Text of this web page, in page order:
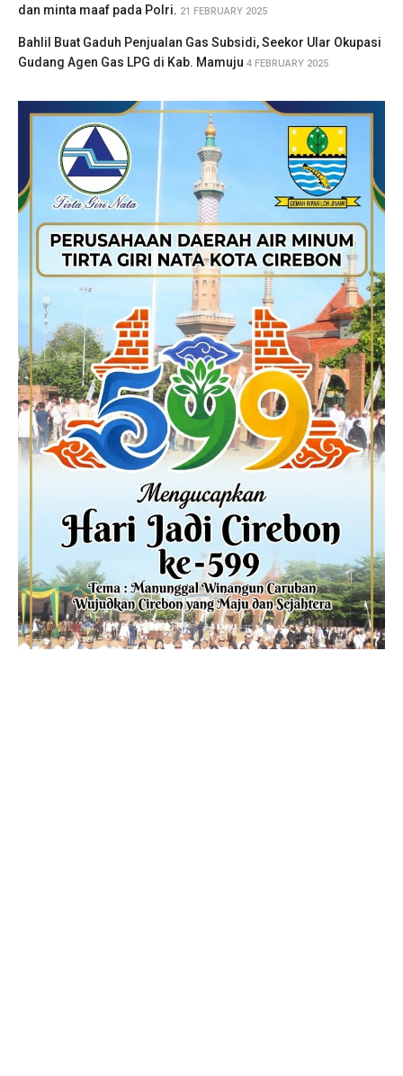
dan minta maaf pada Polri. 21 FEBRUARY 2025
Bahlil Buat Gaduh Penjualan Gas Subsidi, Seekor Ular Okupasi
Gudang Agen Gas LPG di Kab. Mamuju 4 FEBRUARY 2025